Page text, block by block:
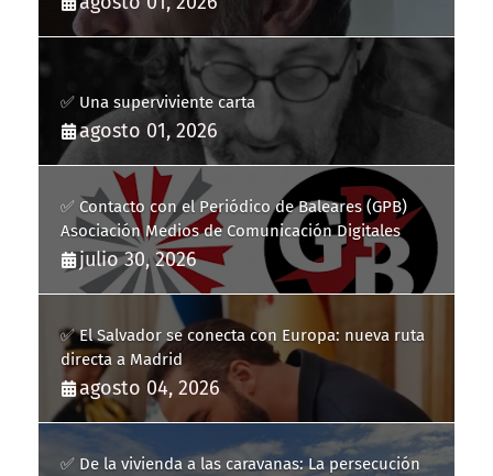
✅ Una superviviente carta
agosto 01, 2026
✅ Contacto con el Periódico de Baleares (GPB)
Asociación Medios de Comunicación Digitales
julio 30, 2026
✅ El Salvador se conecta con Europa: nueva ruta
directa a Madrid
agosto 04, 2026
✅ De la vivienda a las caravanas: La persecución